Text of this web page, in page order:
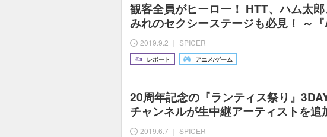
観客全員がヒーロー！ HTT、ハム太
みれのセクシーステージも必見！ ～
2019.9.2 ｜ SPICER
レポート アニメ/ゲーム
20周年記念の『ランティス祭り』
チャンネルが生中継アーティストを追
2019.6.7 ｜ SPICER